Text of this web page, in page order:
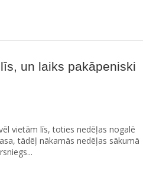
un laiks pakāpeniski
vietām līs, toties nedēļas nogalē
tādēļ nākamās nedēļas sākumā